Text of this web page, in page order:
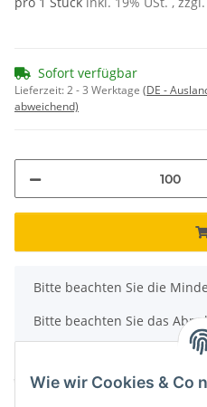
Wie wir Cookies & Co
Sofort verfügbar
Lieferzeit:2 - 3 Werktage (DE -
abweichend)
x
Bitte beachten Sie die
Bitte beachten Sie das
Loading... Komponenten